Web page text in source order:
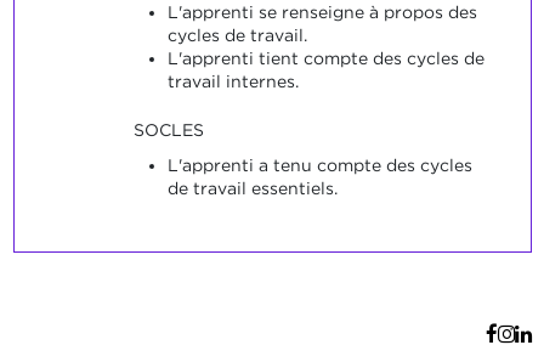
L'apprenti se renseigne à propos des
cycles de travail.
L'apprenti tient compte des cycles de
travail internes.
SOCLES
L'apprenti a tenu compte des cycles
de travail essentiels.